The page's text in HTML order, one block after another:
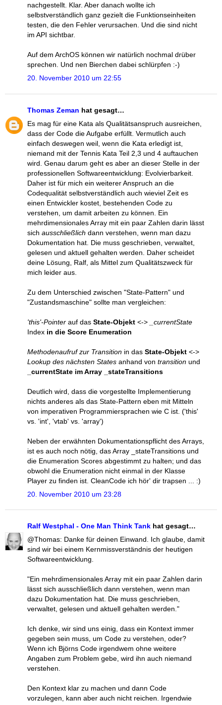
nachgestellt. Klar. Aber danach wollte ich
selbstverständlich ganz gezielt die Funktionseinheiten
testen, die den Fehler verursachen. Und die sind nicht
im API sichtbar.
Auf dem ArchOS können wir natürlich nochmal drüber
sprechen. Und nen Bierchen dabei schlürpfen :-)
20. November 2010 um 22:55
Thomas Zeman hat gesagt…
Es mag für eine Kata als Qualitätsanspruch ausreichen,
dass der Code die Aufgabe erfüllt. Vermutlich auch
einfach deswegen weil, wenn die Kata erledigt ist,
niemand mit der Tennis Kata Teil 2,3 und 4 auftauchen
wird. Genau darum geht es aber an dieser Stelle in der
professionellen Softwareentwicklung: Evolvierbarkeit.
Daher ist für mich ein weiterer Anspruch an die
Codequalität selbstverständlich auch wieviel Zeit es
einen Entwickler kostet, bestehenden Code zu
verstehen, um damit arbeiten zu können. Ein
mehrdimensionales Array mit ein paar Zahlen darin lässt
sich ausschließlich dann verstehen, wenn man dazu
Dokumentation hat. Die muss geschrieben, verwaltet,
gelesen und aktuell gehalten werden. Daher scheidet
deine Lösung, Ralf, als Mittel zum Qualitätszweck für
mich leider aus.
Zu dem Unterschied zwischen "State-Pattern" und
"Zustandsmaschine" sollte man vergleichen:
'this'-Pointer auf das State-Objekt <->
_currentState
Index in die Score Enumeration
Methodenaufruf zur Transition in das State-Objekt <->
Lookup des nächsten States anhand von transition und
_currentState im Array _stateTransitions
Deutlich wird, dass die vorgestellte Implementierung
nichts anderes als das State-Pattern eben mit Mitteln
von imperativen Programmiersprachen wie C ist. ('this'
vs. 'int', 'vtab' vs. 'array')
Neben der erwähnten Dokumentationspflicht des Arrays,
ist es auch noch nötig, das Array _stateTransitions und
die Enumeration Scores abgestimmt zu halten; und das
obwohl die Enumeration nicht einmal in der Klasse
Player zu finden ist. CleanCode ich hör' dir trapsen ... :)
20. November 2010 um 23:28
Ralf Westphal - One Man Think Tank hat gesagt…
@Thomas: Danke für deinen Einwand. Ich glaube, damit
sind wir bei einem Kernmissverständnis der heutigen
Softwareentwicklung.
"Ein mehrdimensionales Array mit ein paar Zahlen darin
lässt sich ausschließlich dann verstehen, wenn man
dazu Dokumentation hat. Die muss geschrieben,
verwaltet, gelesen und aktuell gehalten werden."
Ich denke, wir sind uns einig, dass ein Kontext immer
gegeben sein muss, um Code zu verstehen, oder?
Wenn ich Björns Code irgendwem ohne weitere
Angaben zum Problem gebe, wird ihn auch niemand
verstehen.
Den Kontext klar zu machen und dann Code
vorzulegen, kann aber auch nicht reichen. Irgendwie